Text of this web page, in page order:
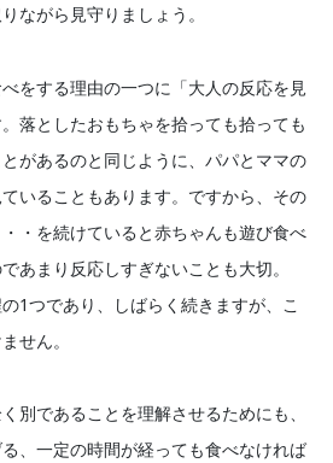
ながら見守りましょう。
をする理由の一つに「大人の反応を見
落としたおもちゃを拾っても拾っても
があるのと同じように、パパとママの
いることもあります。ですから、その
・を続けていると赤ちゃんも遊び食べ
あまり反応しすぎないことも大切。
1つであり、しばらく続きますが、こ
せん。
別であることを理解させるためにも、
、一定の時間が経っても食べなければ